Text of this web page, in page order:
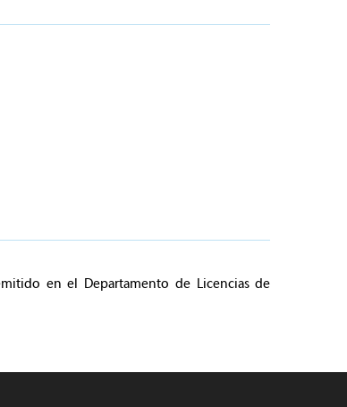
en el Departamento de Licencias de